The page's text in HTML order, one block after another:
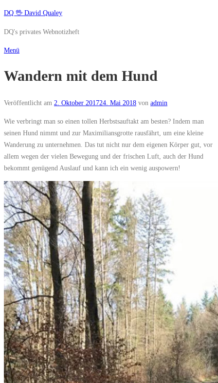
Zum
springen
DQ 🖖 David Qualey
DQ's privates Webnotizheft
Menü
Wandern mit dem Hund
Veröffentlicht am 2. Oktober 201724. Mai 2018 von admin
Wie verbringt man so einen tollen Herbstsauftakt am besten? Indem man
seinen Hund nimmt und zur Maximiliansgrotte rausfährt, um eine kleine
Wanderung zu unternehmen. Das tut nicht nur dem eigenen Körper gut, vor
allem wegen der vielen Bewegung und der frischen Luft, auch der Hund
bekommt genügend Auslauf und kann ich ein wenig auspowern!